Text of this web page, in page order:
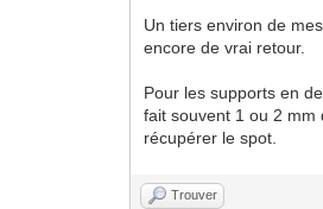
Un tiers environ de
encore de vrai retour.
Pour les supports en
fait souvent 1 ou 2
récupérer le spot.
Trouver